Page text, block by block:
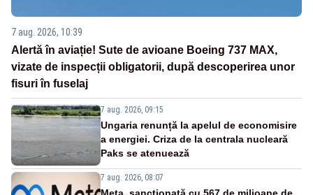
7 aug. 2026, 10:39
Alertă în aviație! Sute de avioane Boeing 737 MAX,
vizate de inspecții obligatorii, după descoperirea unor
fisuri în fuselaj
7 aug. 2026, 09:15
Ungaria renunță la apelul de economisire
a energiei. Criza de la centrala nucleară
Paks se atenuează
7 aug. 2026, 08:07